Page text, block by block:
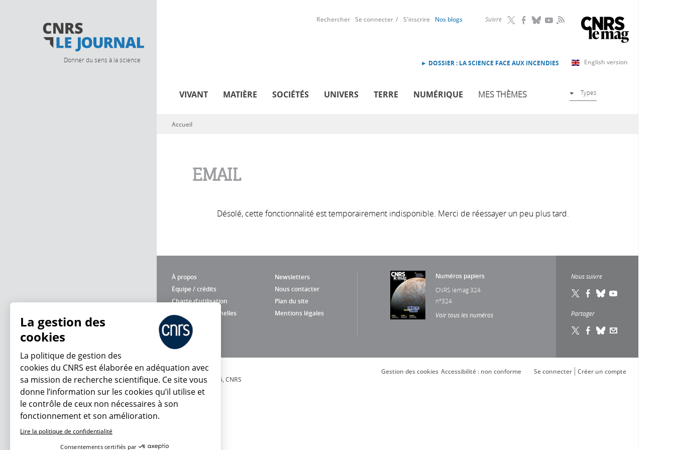
Donner du sens à la science
Suivre RSS
Rechercher Se connecter S'inscrire Nos blogs
English version
► DOSSIER : LA SCIENCE FACE AUX INCENDIES
VIVANT MATIÈRE SOCIÉTÉS UNIVERS TERRE NUMÉRIQUE MES THÈMES Types
Vous êtes ici
Accueil
EMAIL
Désolé, cette fonctionnalité est temporairement indisponible. Merci de réessayer un peu plus tard.
À propos
Newsletters
Équipe / crédits
Nous contacter
Charte d'utilisation
Plan du site
Données personnelles
Mentions légales
Numéros papiers
CNRS lemag 324
n°324
Voir tous les numéros
Nous suivre
Partager
© 2026, CNRS
Créer un compte
Se connecter
Accessibilité : non conforme
Gestion des cookies
La gestion des
cookies
La politique de gestion des
cookies du CNRS est élaborée en adéquation avec
sa mission de recherche scientifique. Ce site vous
donne l’information sur les cookies qu’il utilise et
le contrôle de ceux non nécessaires à son
fonctionnement et son amélioration.
Lire la politique de confidentialité
Consentements certifiés par